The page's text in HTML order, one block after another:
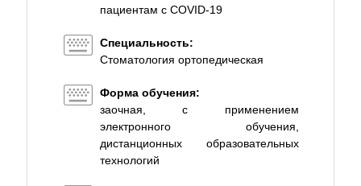
пациентам с COVID-19
Специальность:
Стоматология ортопедическая
Форма обучения:
заочная, с применением
электронного обучения,
дистанционных образовательных
технологий